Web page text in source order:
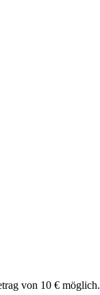
von 10 € möglich.